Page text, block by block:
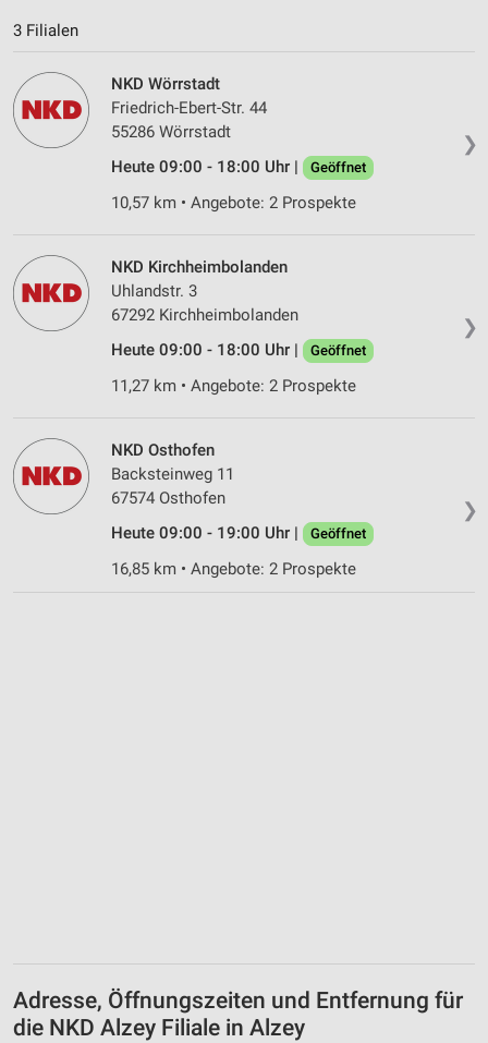
3 Filialen
❯
NKD Wörrstadt
Friedrich-Ebert-Str. 44
55286 Wörrstadt
Heute 09:00 - 18:00 Uhr |
Geöffnet
10,57 km • Angebote: 2 Prospekte
❯
NKD Kirchheimbolanden
Uhlandstr. 3
67292 Kirchheimbolanden
Heute 09:00 - 18:00 Uhr |
Geöffnet
11,27 km • Angebote: 2 Prospekte
❯
NKD Osthofen
Backsteinweg 11
67574 Osthofen
Heute 09:00 - 19:00 Uhr |
Geöffnet
16,85 km • Angebote: 2 Prospekte
Adresse, Öffnungszeiten und Entfernung für
die NKD Alzey Filiale in Alzey
Entwicklung und Verbesserung der Angebote
Verwendung reduzierter Daten zur Auswahl von
Inhalten
IAB-Besonderheiten:
Verwendung genauer Standortdaten
Nicht-IAB-Verarbeitungszwecke:
Notwendig
Performance
Werbung